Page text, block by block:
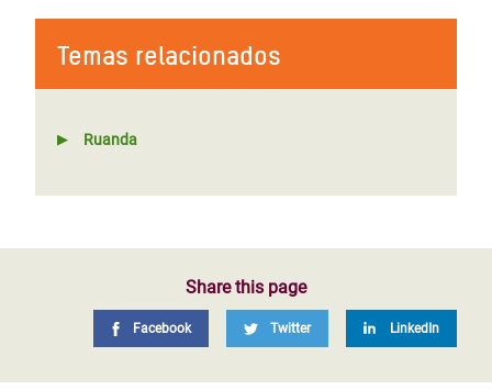
Temas relacionados
Ruanda
Share this page
Facebook Twitter LinkedIn